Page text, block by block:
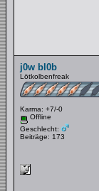
j0w bl0b
Lötkolbenfreak
Karma: +7/-0
Offline
Geschlecht:
Beiträge: 173